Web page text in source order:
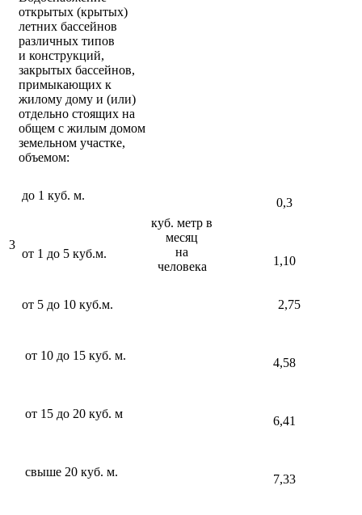
3
открытых (крытых)
летних бассейнов
различных типов
и конструкций,
закрытых бассейнов,
примыкающих к
жилому дому и (или)
отдельно стоящих на
общем с жилым домом
земельном участке,
объемом:
куб. метр в
месяц
на
человека
до 1 куб. м.
0,3
от 1 до 5 куб.м.
1,10
от 5 до 10 куб.м. 2,75
от 10 до 15 куб. м.
4,58
от 15 до 20 куб. м
6,41
свыше 20 куб. м.
7,33